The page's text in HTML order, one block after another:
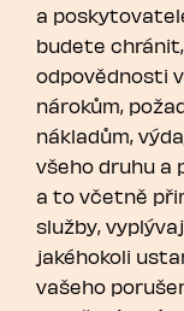
a
budete
odpovědnosti
nárokům,
nákladům,
všeho druhu a
a to včetně
služby,
jakéhokoli
vašeho